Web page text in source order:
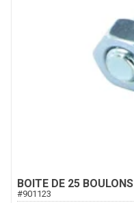
BOITE DE 25 BOULONS
#901123